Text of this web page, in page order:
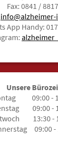
Fax: 0841 /
App Handy:
Unsere
09:00 -
09:00 -
13:30 -
09:00 -